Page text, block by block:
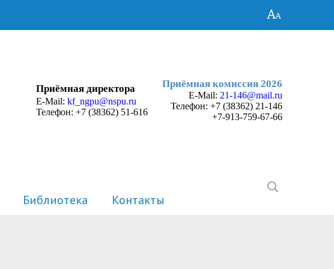
Приёмная директора
E-Mail: kf_ngpu@nspu.ru
Телефон: +7 (38362) 51-616
Приёмная комиссия 2026
E-Mail: 21-146@mail.ru
Телефон: +7 (38362) 21-146
+7-913-759-67-66
Библиотека Контакты